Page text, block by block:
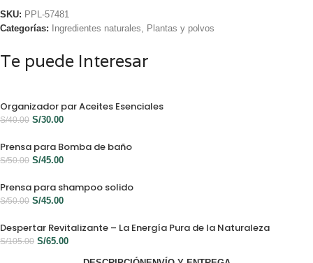
SKU: PPL-57481
Categorías: Ingredientes naturales Plantas y polvos
Te puede Interesar
Organizador par Aceites Esenciales
S/40.00 S/30.00
Prensa para Bomba de baño
S/50.00 S/45.00
Prensa para shampoo solido
S/50.00 S/45.00
Despertar Revitalizante – La Energía Pura de la Naturaleza
S/105.00 S/65.00